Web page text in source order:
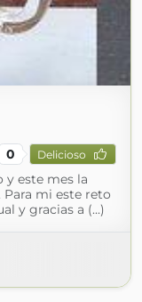
0 Delicioso
y este mes la
mi este reto
y gracias a (...)